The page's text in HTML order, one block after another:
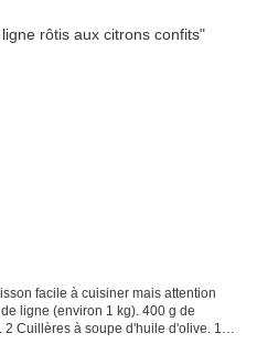
facile à cuisiner mais attention
ligne (environ 1 kg). 400 g de
Cuillères à soupe d'huile d'olive. 1